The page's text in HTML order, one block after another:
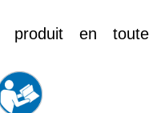
produit en toute